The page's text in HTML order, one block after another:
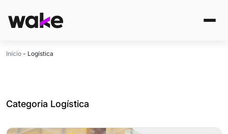
Início - Logística
Categoria Logística